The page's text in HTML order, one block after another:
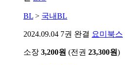
BL > 국내BL
2024.09.04 7권 완결 요미북스
소장 3,200원 (전권 23,300원)